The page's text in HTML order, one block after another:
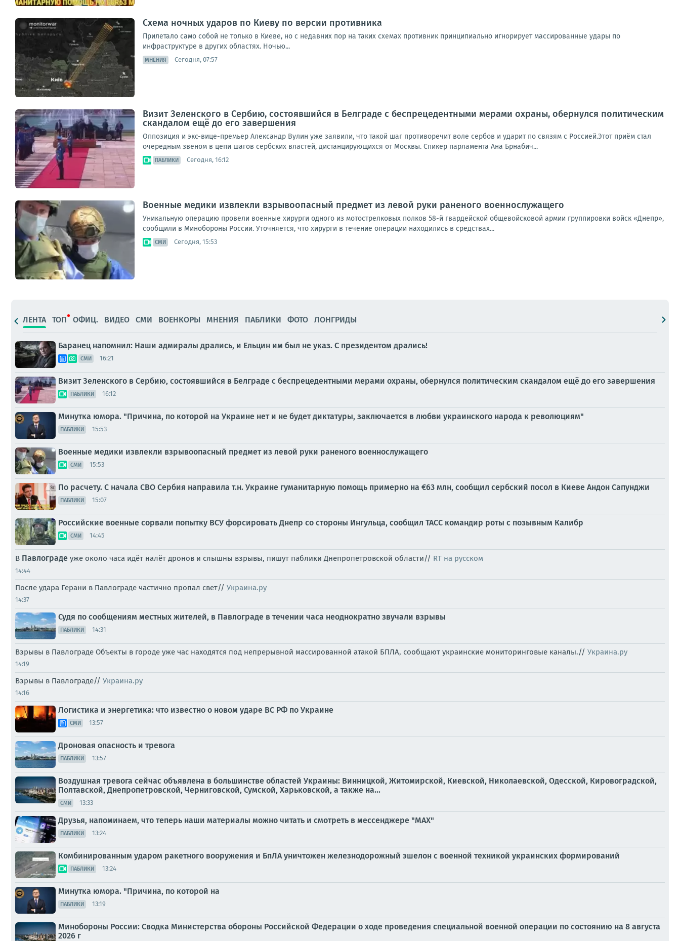
Схема ночных ударов по Киеву по версии противника
Прилетало само собой не только в Киеве, но с недавних пор на таких схемах противник принципиально игнорирует массированные удары по
инфраструктуре в других областях. Ночью...
МНЕНИЯ Сегодня, 07:57
Визит Зеленского в Сербию, состоявшийся в Белграде с беспрецедентными мерами охраны, обернулся политическим
скандалом ещё до его завершения
Оппозиция и экс-вице-премьер Александр Вулин уже заявили, что такой шаг противоречит воле сербов и ударит по связям с Россией.Этот приём стал
очередным звеном в цепи шагов сербских властей, дистанцирующихся от Москвы. Спикер парламента Ана Брнабич...
ПАБЛИКИ Сегодня, 16:12
Военные медики извлекли взрывоопасный предмет из левой руки раненого военнослужащего
Уникальную операцию провели военные хирурги одного из мотострелковых полков 58-й гвардейской общевойсковой армии группировки войск «Днепр»,
сообщили в Минобороны России. Уточняется, что хирурги в течение операции находились в средствах...
СМИ Сегодня, 15:53
ЛЕНТА ТОП ОФИЦ. ВИДЕО СМИ ВОЕНКОРЫ МНЕНИЯ ПАБЛИКИ ФОТО ЛОНГРИДЫ
Баранец напомнил: Наши адмиралы дрались, и Ельцин им был не указ. С президентом дрались!
СМИ 16:21
Визит Зеленского в Сербию, состоявшийся в Белграде с беспрецедентными мерами охраны, обернулся политическим скандалом ещё до его завершения
ПАБЛИКИ 16:12
Минутка юмора. "Причина, по которой на Украине нет и не будет диктатуры, заключается в любви украинского народа к революциям"
ПАБЛИКИ 15:53
Военные медики извлекли взрывоопасный предмет из левой руки раненого военнослужащего
СМИ 15:53
По расчету. С начала СВО Сербия направила т.н. Украине гуманитарную помощь примерно на €63 млн, сообщил сербский посол в Киеве Андон Сапунджи
ПАБЛИКИ 15:07
Российские военные сорвали попытку ВСУ форсировать Днепр со стороны Ингульца, сообщил ТАСС командир роты с позывным Калибр
СМИ 14:45
В Павлограде уже около часа идёт налёт дронов и слышны взрывы, пишут паблики Днепропетровской области// RT на русском
14:44
После удара Герани в Павлограде частично пропал свет// Украина.ру
14:37
Судя по сообщениям местных жителей, в Павлограде в течении часа неоднократно звучали взрывы
ПАБЛИКИ 14:31
Взрывы в Павлограде Объекты в городе уже час находятся под непрерывной массированной атакой БПЛА, сообщают украинские мониторинговые каналы.// Украина.ру
14:19
Взрывы в Павлограде// Украина.ру
14:16
Логистика и энергетика: что известно о новом ударе ВС РФ по Украине
СМИ 13:57
Дроновая опасность и тревога
ПАБЛИКИ 13:57
Воздушная тревога сейчас объявлена в большинстве областей Украины: Винницкой, Житомирской, Киевской, Николаевской, Одесской, Кировоградской,
Полтавской, Днепропетровской, Черниговской, Сумской, Харьковской, а также на...
СМИ 13:33
Друзья, напоминаем, что теперь наши материалы можно читать и смотреть в мессенджере "МАХ"
ПАБЛИКИ 13:24
Комбинированным ударом ракетного вооружения и БпЛА уничтожен железнодорожный эшелон с военной техникой украинских формирований
ПАБЛИКИ 13:24
Минутка юмора. "Причина, по которой на
ПАБЛИКИ 13:19
Минобороны России: Сводка Министерства обороны Российской Федерации о ходе проведения специальной военной операции по состоянию на 8 августа
2026 г